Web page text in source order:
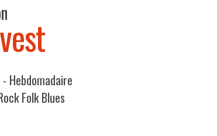
Hebdomadaire
Folk Blues